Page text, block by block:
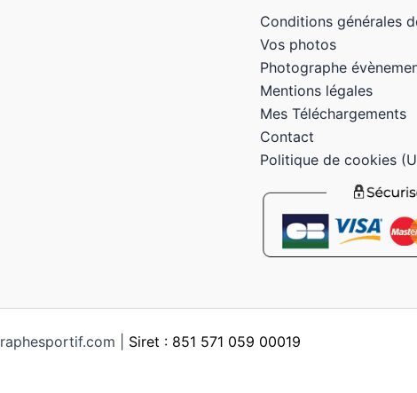
Conditions générales
Vos photos
Photographe
Mentions légales
Mes Téléchargements
Contact
Politique de cookies
| Siret : 851 571 059 00019